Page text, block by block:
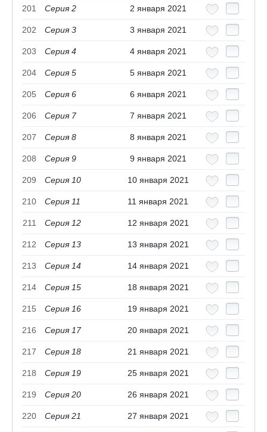
201 Серия 2 2 января 2021
202 Серия 3 3 января 2021
203 Серия 4 4 января 2021
204 Серия 5 5 января 2021
205 Серия 6 6 января 2021
206 Серия 7 7 января 2021
207 Серия 8 8 января 2021
208 Серия 9 9 января 2021
209 Серия 10 10 января 2021
210 Серия 11 11 января 2021
211 Серия 12 12 января 2021
212 Серия 13 13 января 2021
213 Серия 14 14 января 2021
214 Серия 15 18 января 2021
215 Серия 16 19 января 2021
216 Серия 17 20 января 2021
217 Серия 18 21 января 2021
218 Серия 19 25 января 2021
219 Серия 20 26 января 2021
220 Серия 21 27 января 2021